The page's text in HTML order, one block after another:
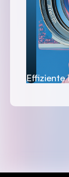
Effiziente